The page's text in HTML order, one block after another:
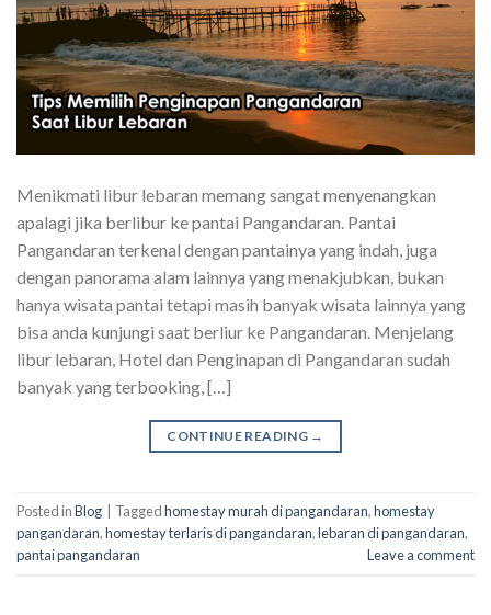
Menikmati libur lebaran memang sangat menyenangkan
apalagi jika berlibur ke pantai Pangandaran. Pantai
Pangandaran terkenal dengan pantainya yang indah, juga
dengan panorama alam lainnya yang menakjubkan, bukan
hanya wisata pantai tetapi masih banyak wisata lainnya yang
bisa anda kunjungi saat berliur ke Pangandaran. Menjelang
libur lebaran, Hotel dan Penginapan di Pangandaran sudah
banyak yang terbooking, […]
CONTINUE READING →
Posted inBlog Taggedhomestay murah di pangandaran,homestay
pangandaran,homestay terlaris di pangandaran,lebaran di pangandaran,
pantai pangandaran
Leave a comment